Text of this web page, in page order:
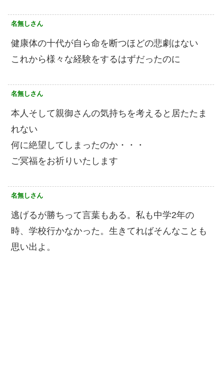
名無しさん
健康体の十代が自ら命を断つほどの悲劇はない
これから様々な経験をするはずだったのに
名無しさん
本人そして親御さんの気持ちを考えると居たたま
れない
何に絶望してしまったのか・・・
ご冥福をお祈りいたします
名無しさん
逃げるが勝ちって言葉もある。私も中学2年の
時、学校行かなかった。生きてればそんなことも
思い出よ。